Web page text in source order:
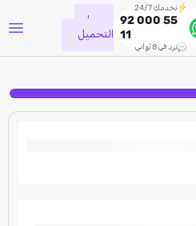
نخدمك 24/7
92 000 55
11
نرد في 8 ثواني
جاري
التحميل